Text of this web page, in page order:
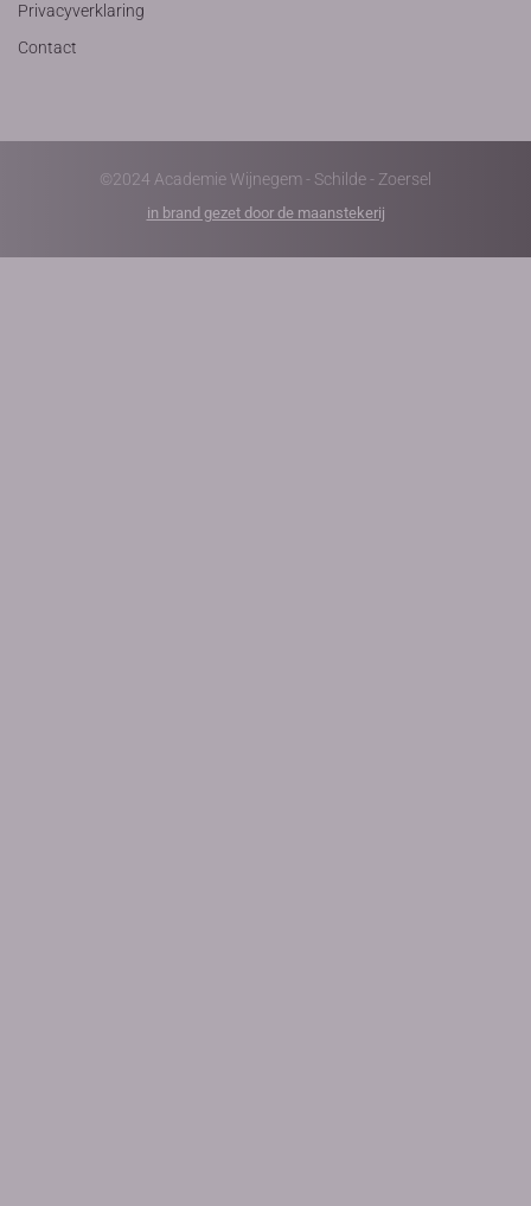
Privacyverklaring
Contact
©2024 Academie Wijnegem - Schilde - Zoersel
in brand gezet door de maanstekerij